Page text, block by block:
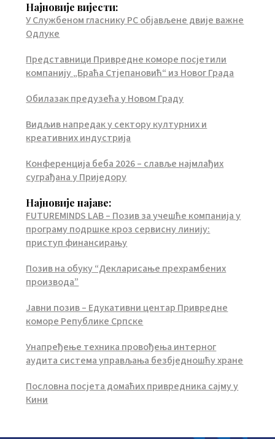
Најновије вијести:
У Службеном гласнику РС објављене двије важне
Одлуке
Представници Привредне коморе посјетили
компанију „Браћа Стјепановић“ из Новог Града
Обилазак предузећа у Новом Граду
Видљив напредак у сектору културних и
креативних индустрија
Конференција беба 2026 – славље најмлађих
суграђана у Приједору
Најновије најаве:
FUTUREMINDS LAB – Позив за учешће компанија у
програму подршке кроз сервисну линију:
приступ финансирању
Позив на обуку “Декларисање прехрамбених
производа”
Јавни позив – Едукативни центар Привредне
коморе Републике Српске
Унапређење техника провођења интерног
аудита система управљања безбједношћу хране
Пословна посјета домаћих привредника сајму у
Кини